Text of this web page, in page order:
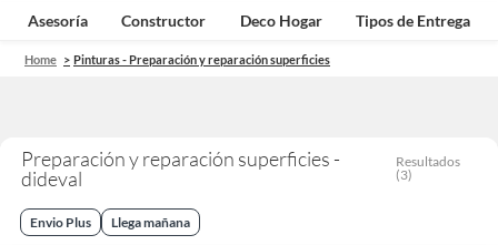
Asesoría Constructor Deco Hogar Tipos de Entrega
Home Pinturas - Preparación y reparación superficies
Preparación y reparación superficies -
dideval
Resultados
(3)
Envio Plus Llega mañana